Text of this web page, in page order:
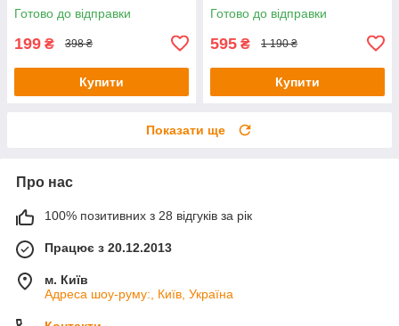
Готово до відправки
199 ₴ 398 ₴
Купити
Готово до відправки
595 ₴ 1 190 ₴
Купити
Показати ще
Про нас
100% позитивних з 28 відгуків за рік
Працює з 20.12.2013
м. Київ
Адреса шоу-руму:, Київ, Україна